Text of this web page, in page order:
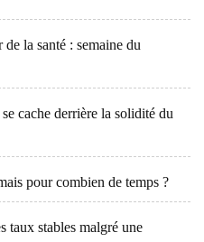
la santé : semaine du
cache derrière la solidité du
pour combien de temps ?
taux stables malgré une